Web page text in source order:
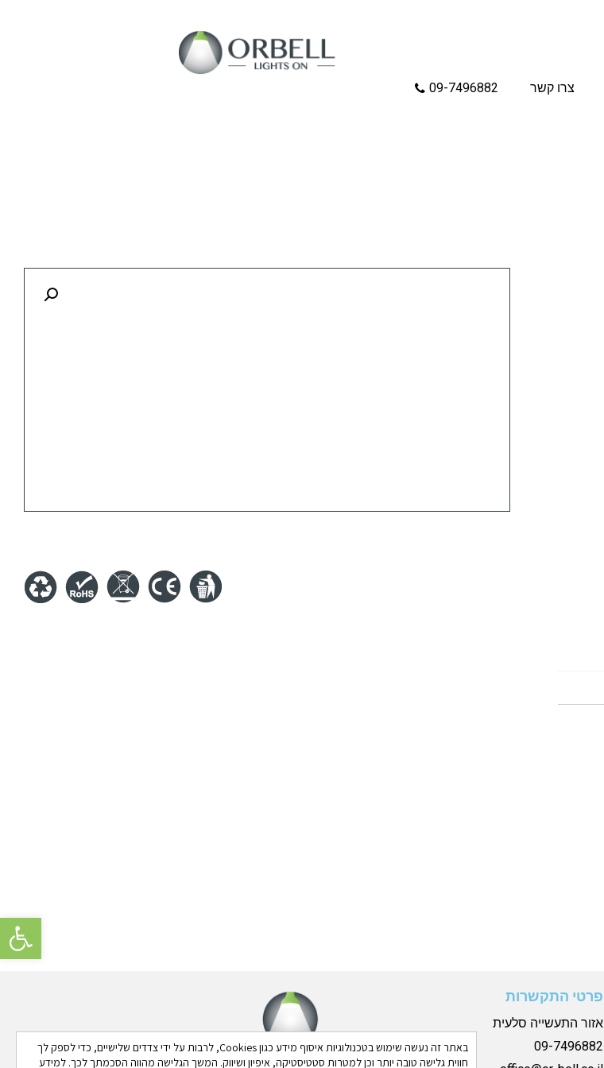
פתח
באתר זה נעשה שימוש בטכנולוגיות איסוף מידע כגון Cookies, לרבות על ידי צדדים שלישיים, כדי לספק לך
חווית גלישה טובה יותר וכן למטרות סטטיסטיקה, איפיון ושיווק. המשך הגלישה מהווה הסכמתך לכך. למידע
צרו קשר 09-7496882
פרטי התקשרות
אזור התעשייה סלעית
09-7496882